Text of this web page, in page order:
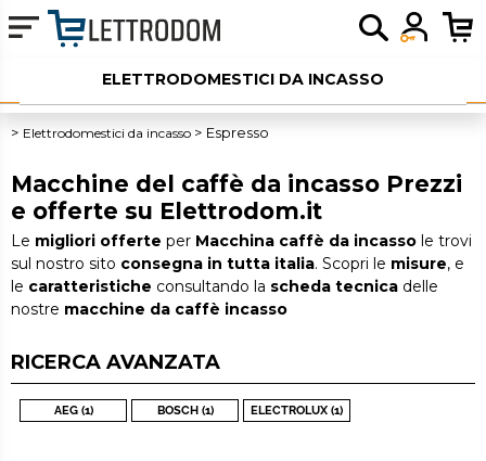
ELETTRODOMESTICI DA INCASSO
ELETTRODOMESTICI LIBERA INSTALLAZIONE
PICCOLI ELETTRODOMESTICI
AUDIO
SERVIZI AGGIUNTIVI
OUTLET
Elettrodomestici da incasso Espresso
Macchine del caffè da incasso Prezzi
e offerte su Elettrodom.it
Le migliori offerte per Macchina caffè da incasso le trovi
sul nostro sito consegna in tutta italia. Scopri le misure, e
le caratteristiche consultando la scheda tecnica delle
nostre macchine da caffè incasso
RICERCA AVANZATA
AEG (1) BOSCH (1) ELECTROLUX (1)